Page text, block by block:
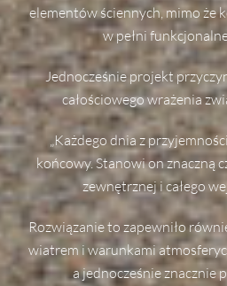
elementów ściennych, mimo że
w pełni
Jednocześnie projekt
całościowego wrażenia
„Każdego dnia z
końcowy. Stanowi on znaczną
zewnętrznej i całego
Rozwiązanie to zapewniło
wiatrem i warunkami
a jednocześnie znacznie